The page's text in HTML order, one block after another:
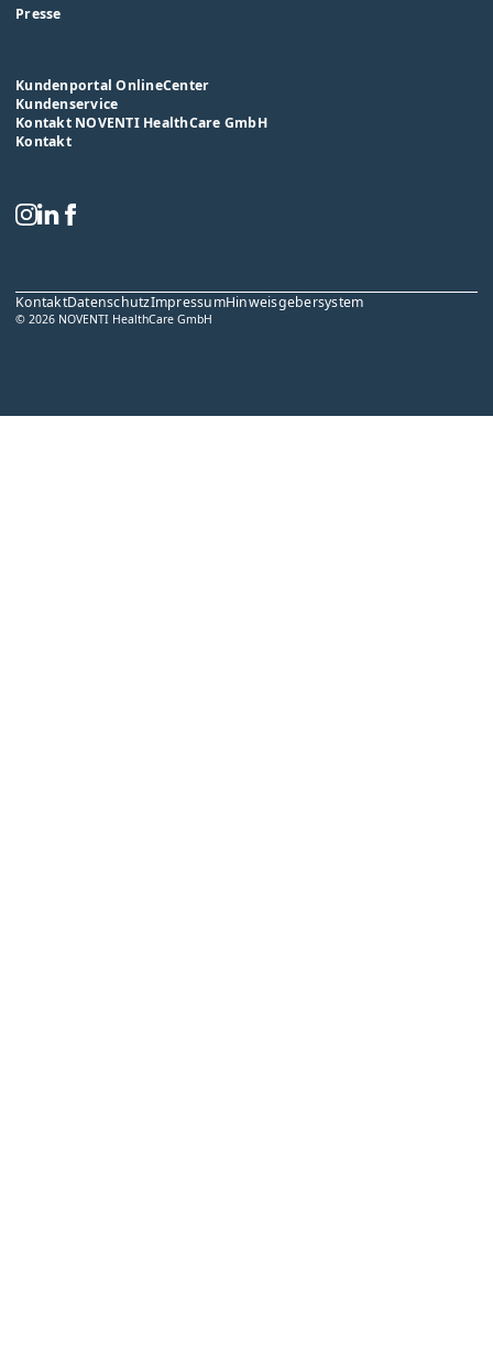
Presse
Kundenportal OnlineCenter
Kundenservice
Kontakt NOVENTI HealthCare GmbH
Kontakt
KontaktDatenschutzImpressumHinweisgebersystem
© 2026 NOVENTI HealthCare GmbH